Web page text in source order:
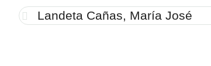
Landeta Cañas, María José